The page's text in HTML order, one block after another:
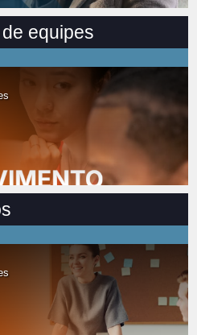
equipes